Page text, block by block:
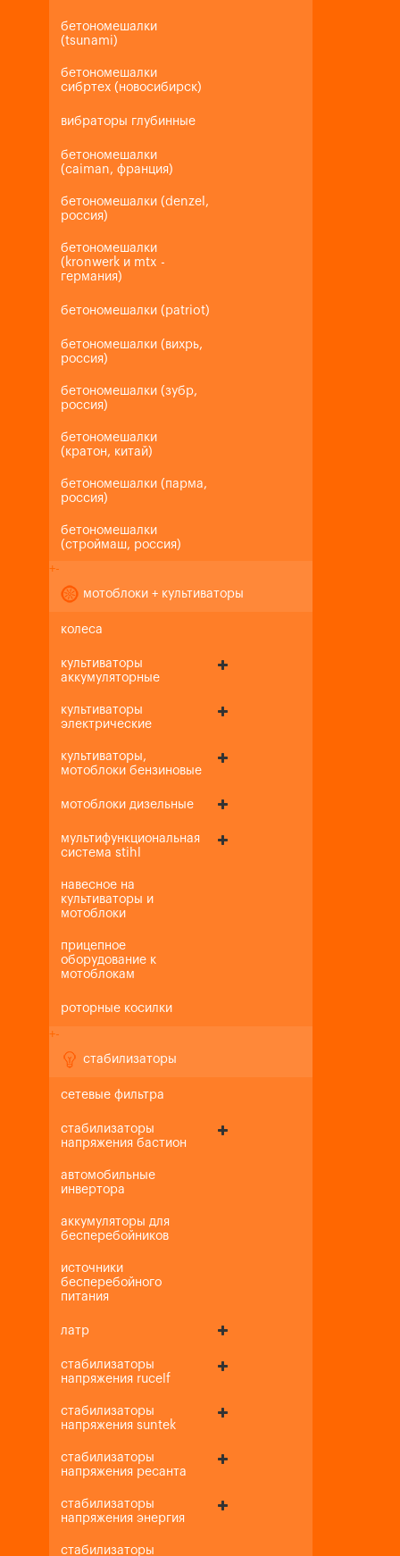
бетономешалки
(tsunami)
бетономешалки
сибртех (новосибирск)
вибраторы глубинные
бетономешалки
(caiman, франция)
бетономешалки (denzel,
россия)
бетономешалки
(kronwerk и mtx -
германия)
бетономешалки (patriot)
бетономешалки (вихрь,
россия)
бетономешалки (зубр,
россия)
бетономешалки
(кратон, китай)
бетономешалки (парма,
россия)
бетономешалки
(строймаш, россия)
+-
мотоблоки + культиваторы
колеса
культиваторы
аккумуляторные
культиваторы
электрические
культиваторы,
мотоблоки бензиновые
мотоблоки дизельные
мультифункциональная
система stihl
навесное на
культиваторы и
мотоблоки
прицепное
оборудование к
мотоблокам
роторные косилки
+-
стабилизаторы
сетевые фильтра
стабилизаторы
напряжения бастион
автомобильные
инвертора
аккумуляторы для
бесперебойников
источники
бесперебойного
питания
латр
стабилизаторы
напряжения rucelf
стабилизаторы
напряжения suntek
стабилизаторы
напряжения ресанта
стабилизаторы
напряжения энергия
стабилизаторы